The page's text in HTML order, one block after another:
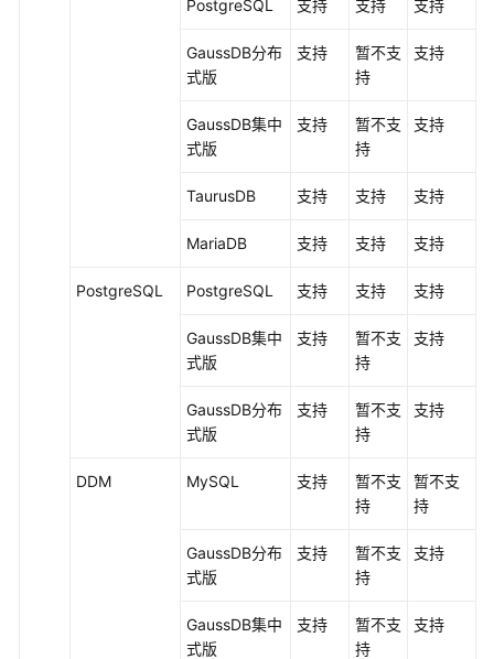
PostgreSQL 支持 支持 支持
GaussDB分布
式版
支持
暂不支
持
支持
GaussDB集中
式版
支持
暂不支
持
支持
TaurusDB 支持 支持 支持
MariaDB 支持 支持 支持
PostgreSQL PostgreSQL 支持 支持 支持
GaussDB集中
式版
支持
暂不支
持
支持
GaussDB分布
式版
支持
暂不支
持
支持
DDM MySQL 支持
暂不支
持
暂不支
持
GaussDB分布
式版
支持
暂不支
持
支持
GaussDB集中
式版
支持
暂不支
持
支持